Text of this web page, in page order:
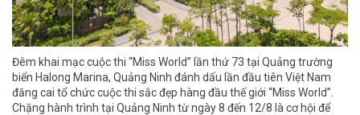
Đêm khai mạc cuộc thi “Miss World” lần thứ 73 tại Quảng trường
biển Halong Marina, Quảng Ninh đánh dấu lần đầu tiên Việt Nam
đăng cai tổ chức cuộc thi sắc đẹp hàng đầu thế giới “Miss World”.
Chặng hành trình tại Quảng Ninh từ ngày 8 đến 12/8 là cơ hội để